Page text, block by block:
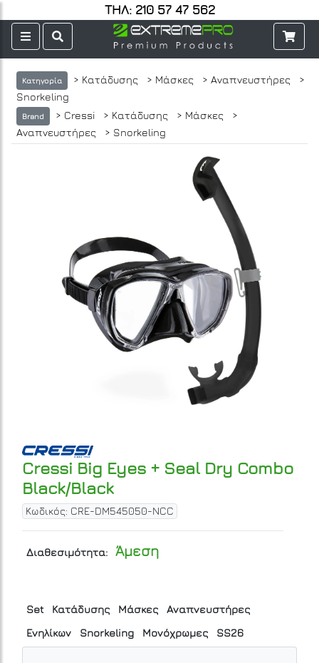
ΤΗΛ: 210 57 47 562
Κατηγορία > Κατάδυσης > Μάσκες > Αναπνευστήρες
>
Snorkeling
Brand > Cressi > Κατάδυσης > Μάσκες
>
Αναπνευστήρες
> Snorkeling
Cressi Big Eyes + Seal Dry Combo
Black/Black
Κωδικός: CRE-DM545050-NCC
Διαθεσιμότητα: Άμεση
Set Κατάδυσης Μάσκες
Αναπνευστήρες
Ενηλίκων
Snorkeling Μονόχρωμες SS26